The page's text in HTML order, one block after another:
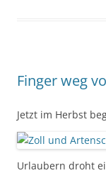
Finger weg
Jetzt im Herbst
Urlaubern droht